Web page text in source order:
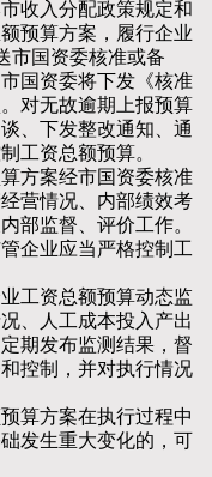
入分配政策规定和
预算方案，履行企业
市国资委核准或备
国资委将下发《核准
对无故逾期上报预算
、下发整改通知、通
工资总额预算。
案经市国资委核准
营情况、内部绩效考
部监督、评价工作。
企业应当严格控制工
资总额预算动态监
、人工成本投入产出
期发布监测结果，督
控制，并对执行情况
方案在执行过程中
发生重大变化的，可